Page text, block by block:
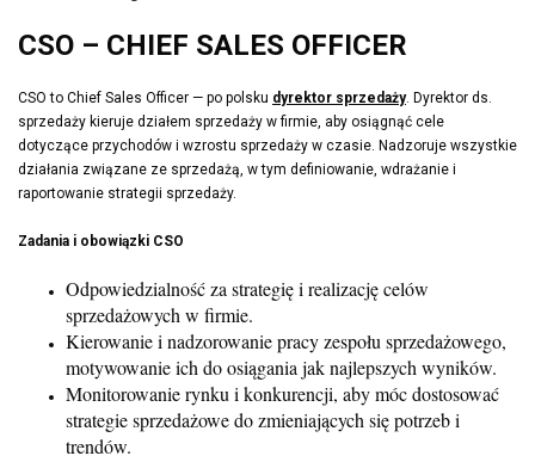
CSO – CHIEF SALES OFFICER
CSO to Chief Sales Officer — po polsku dyrektor sprzedaży. Dyrektor ds.
sprzedaży kieruje działem sprzedaży w firmie, aby osiągnąć cele
dotyczące przychodów i wzrostu sprzedaży w czasie. Nadzoruje wszystkie
działania związane ze sprzedażą, w tym definiowanie, wdrażanie i
raportowanie strategii sprzedaży.
Zadania i obowiązki CSO
Odpowiedzialność za strategię i realizację celów
sprzedażowych w firmie.
Kierowanie i nadzorowanie pracy zespołu sprzedażowego,
motywowanie ich do osiągania jak najlepszych wyników.
Monitorowanie rynku i konkurencji, aby móc dostosować
strategie sprzedażowe do zmieniających się potrzeb i
trendów.